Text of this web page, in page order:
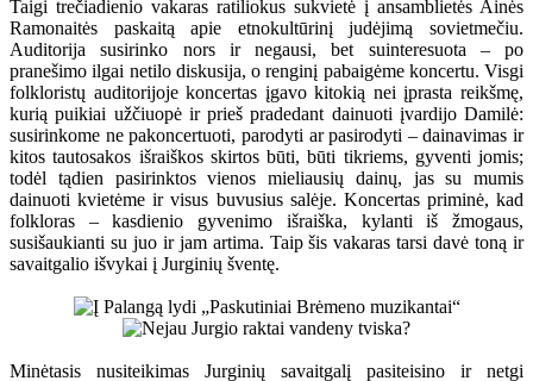
Taigi trečiadienio vakaras ratiliokus sukvietė į ansamblietės Ainės
Ramonaitės paskaitą apie etnokultūrinį judėjimą sovietmečiu.
Auditorija susirinko nors ir negausi, bet suinteresuota – po
pranešimo ilgai netilo diskusija, o renginį pabaigėme koncertu. Visgi
folkloristų auditorijoje koncertas įgavo kitokią nei įprasta reikšmę,
kurią puikiai užčiuopė ir prieš pradedant dainuoti įvardijo Damilė:
susirinkome ne pakoncertuoti, parodyti ar pasirodyti – dainavimas ir
kitos tautosakos išraiškos skirtos būti, būti tikriems, gyventi jomis;
todėl tądien pasirinktos vienos mieliausių dainų, jas su mumis
dainuoti kvietėme ir visus buvusius salėje. Koncertas priminė, kad
folkloras – kasdienio gyvenimo išraiška, kylanti iš žmogaus,
susišaukianti su juo ir jam artima. Taip šis vakaras tarsi davė toną ir
savaitgalio išvykai į Jurginių šventę.
Minėtasis nusiteikimas Jurginių savaitgalį pasiteisino ir netgi